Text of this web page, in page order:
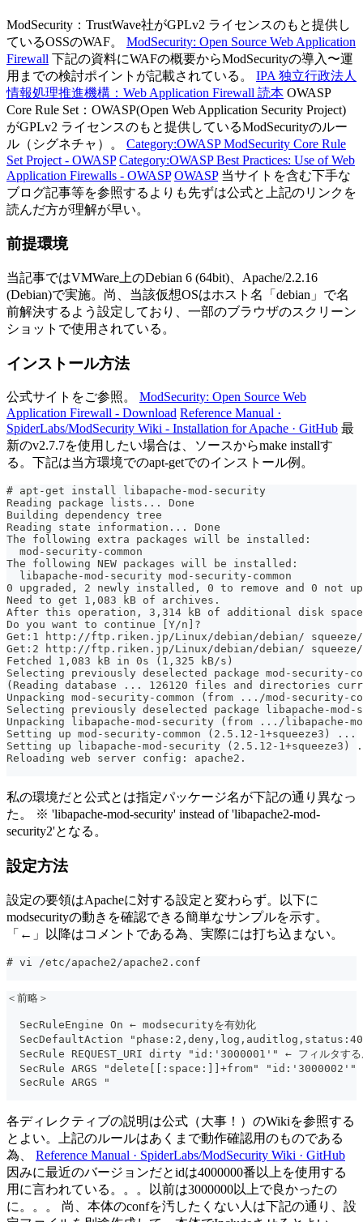
ModSecurity：TrustWave社がGPLv2 ライセンスのもと提供し
ているOSSのWAF。 ModSecurity: Open Source Web Application
Firewall 下記の資料にWAFの概要からModSecurityの導入〜運
用までの検討ポイントが記載されている。 IPA 独立行政法人
情報処理推進機構：Web Application Firewall 読本 OWASP
Core Rule Set：OWASP(Open Web Application Security Project)
がGPLv2 ライセンスのもと提供しているModSecurityのルー
ル（シグネチャ）。 Category:OWASP ModSecurity Core Rule
Set Project - OWASP Category:OWASP Best Practices: Use of Web
Application Firewalls - OWASP OWASP当サイトを含む下手な
ブログ記事等を参照するよりも先ずは公式と上記のリンクを
読んだ方が理解が早い。
前提環境
当記事ではVMWare上のDebian 6 (64bit)、Apache/2.2.16
(Debian)で実施。尚、当該仮想OSはホスト名「debian」で名
前解決するよう設定しており、一部のブラウザのスクリーン
ショットで使用されている。
インストール方法
公式サイトをご参照。 ModSecurity: Open Source Web
Application Firewall - Download Reference Manual ·
SpiderLabs/ModSecurity Wiki - Installation for Apache · GitHub 最
新のv2.7.7を使用したい場合は、ソースからmake installす
る。下記は当方環境でのapt-getでのインストール例。
# apt-get install libapache-mod-security
Reading package lists... Done
Building dependency tree
Reading state information... Done
The following extra packages will be installed:
  mod-security-common
The following NEW packages will be installed:
  libapache-mod-security mod-security-common
0 upgraded, 2 newly installed, 0 to remove and 0 not
Need to get 1,083 kB of archives.
After this operation, 3,314 kB of additional disk
Do you want to continue [Y/n]?
Get:1 http://ftp.riken.jp/Linux/debian/debian/ squeeze/
Get:2 http://ftp.riken.jp/Linux/debian/debian/ squeeze/
Fetched 1,083 kB in 0s (1,325 kB/s)
Selecting previously deselected package mod-security-
(Reading database ... 126120 files and directories
Unpacking mod-security-common (from .../mod-security-
Selecting previously deselected package libapache-
Unpacking libapache-mod-security (from .../libapache-
Setting up mod-security-common (2.5.12-1+squeeze3) ...
Setting up libapache-mod-security (2.5.12-1+squeeze3)
Reloading web server config: apache2.
私の環境だと公式とは指定パッケージ名が下記の通り異なっ
た。 ※ 'libapache-mod-security' instead of 'libapache2-mod-
security2'となる。
設定方法
設定の要領はApacheに対する設定と変わらず。以下に
modsecurityの動きを確認できる簡単なサンプルを示す。
「←」以降はコメントである為、実際には打ち込まない。
# vi /etc/apache2/apache2.conf
＜前略＞
  SecRuleEngine On ← modsecurityを有効化
SecDefaultAction "phase:2,deny,log,auditlog,status:406" ←
SecRule REQUEST_URI dirty "id:'3000001'" ← フィルタするル
SecRule ARGS "delete[[:space:]]+from" "id:'3000002'" ←
  SecRule ARGS "
各ディレクティブの説明は公式（大事！）のWikiを参照する
とよい。上記のルールはあくまで動作確認用のものである
為、 Reference Manual · SpiderLabs/ModSecurity Wiki · GitHub
因みに最近のバージョンだとidは4000000番以上を使用する
用に言われている。。。以前は3000000以上で良かったの
に。。。 尚、本体のconfを汚したくない人は下記の通り、設